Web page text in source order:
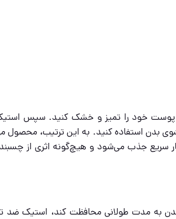
پوست خود را تمیز و خشک کنید. سپس
بدن استفاده کنید. به این ترتیب، محصول
جذب می‌شود و هیچ‌گونه اثری از